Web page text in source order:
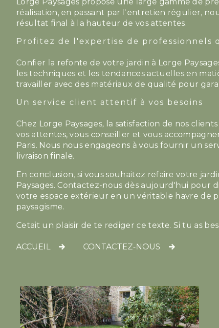
réalisation, en passant par l'entretien régulier,
résultat final à la hauteur de vos attentes.
Profitez de l'expertise de professionnels
Confier la refonte de votre jardin à Lorge
les techniques et les tendances actuelles en
travailler avec des matériaux de qualité pour
Un service client attentif à vos besoins
Chez Lorge Paysages, la satisfaction de nos
vos attentes, vous conseiller et vous
Paris. Nous nous engageons à vous fournir un
livraison finale.
En conclusion, si vous souhaitez refaire votre
Paysages. Contactez-nous dès aujourd'hui pour
votre espace extérieur en un véritable havre de
paysagisme.
Cetait un plaisir de te rediger ce texte. Si tu as
ACCUEIL CONTACTEZ-NOUS